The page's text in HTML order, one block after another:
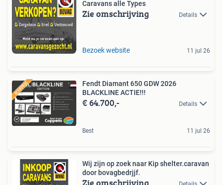
Caravans alle Types
Zie omschrijving Details
Bezoek website 11 jul 26
Fendt Diamant 650 GDW 2026
BLACKLINE ACTIE!!!
€ 64.700,- Details
Best 11 jul 26
Wij zijn op zoek naar Kip shelter.caravan
door bovagbedrjjf.